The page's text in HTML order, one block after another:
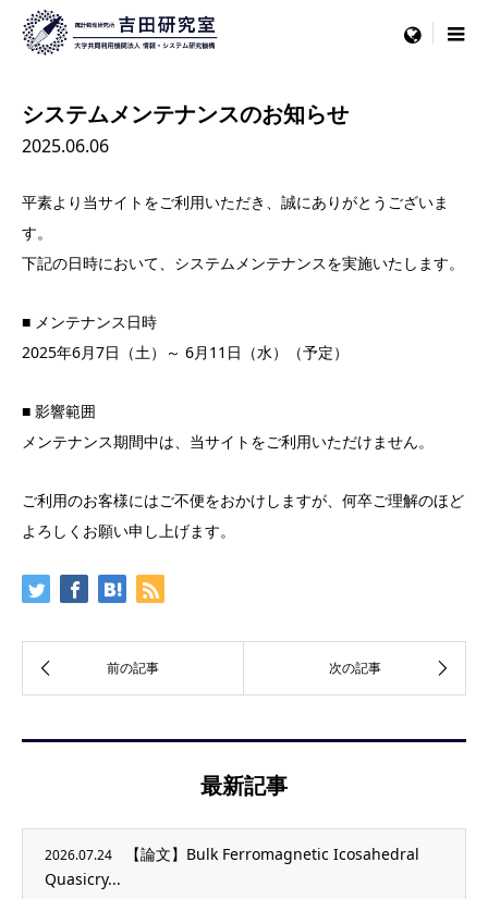
menu
システムメンテナンスのお知らせ
2025.06.06
平素より当サイトをご利用いただき、誠にありがとうございま
す。
下記の日時において、システムメンテナンスを実施いたします。
■ メンテナンス日時
2025年6月7日（土）～ 6月11日（水）（予定）
■ 影響範囲
メンテナンス期間中は、当サイトをご利用いただけません。
ご利用のお客様にはご不便をおかけしますが、何卒ご理解のほど
よろしくお願い申し上げます。
最新記事
2026.07.24
【論文】Bulk Ferromagnetic Icosahedral
Quasicry...